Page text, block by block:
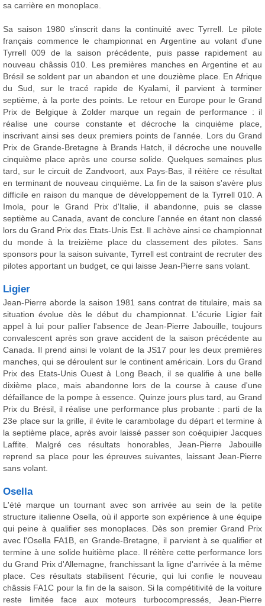
sa carrière en monoplace.
Sa saison 1980 s'inscrit dans la continuité avec Tyrrell. Le pilote
français commence le championnat en Argentine au volant d'une
Tyrrell 009 de la saison précédente, puis passe rapidement au
nouveau châssis 010. Les premières manches en Argentine et au
Brésil se soldent par un abandon et une douzième place. En Afrique
du Sud, sur le tracé rapide de Kyalami, il parvient à terminer
septième, à la porte des points. Le retour en Europe pour le Grand
Prix de Belgique à Zolder marque un regain de performance : il
réalise une course constante et décroche la cinquième place,
inscrivant ainsi ses deux premiers points de l'année. Lors du Grand
Prix de Grande-Bretagne à Brands Hatch, il décroche une nouvelle
cinquième place après une course solide. Quelques semaines plus
tard, sur le circuit de Zandvoort, aux Pays-Bas, il réitère ce résultat
en terminant de nouveau cinquième. La fin de la saison s'avère plus
difficile en raison du manque de développement de la Tyrrell 010. A
Imola, pour le Grand Prix d'Italie, il abandonne, puis se classe
septième au Canada, avant de conclure l'année en étant non classé
lors du Grand Prix des Etats-Unis Est. Il achève ainsi ce championnat
du monde à la treizième place du classement des pilotes. Sans
sponsors pour la saison suivante, Tyrrell est contraint de recruter des
pilotes apportant un budget, ce qui laisse Jean-Pierre sans volant.
Ligier
Jean-Pierre aborde la saison 1981 sans contrat de titulaire, mais sa
situation évolue dès le début du championnat. L'écurie Ligier fait
appel à lui pour pallier l'absence de Jean-Pierre Jabouille, toujours
convalescent après son grave accident de la saison précédente au
Canada. Il prend ainsi le volant de la JS17 pour les deux premières
manches, qui se déroulent sur le continent américain. Lors du Grand
Prix des Etats-Unis Ouest à Long Beach, il se qualifie à une belle
dixième place, mais abandonne lors de la course à cause d'une
défaillance de la pompe à essence. Quinze jours plus tard, au Grand
Prix du Brésil, il réalise une performance plus probante : parti de la
23e place sur la grille, il évite le carambolage du départ et termine à
la septième place, après avoir laissé passer son coéquipier Jacques
Laffite. Malgré ces résultats honorables, Jean-Pierre Jabouille
reprend sa place pour les épreuves suivantes, laissant Jean-Pierre
sans volant.
Osella
L'été marque un tournant avec son arrivée au sein de la petite
structure italienne Osella, où il apporte son expérience à une équipe
qui peine à qualifier ses monoplaces. Dès son premier Grand Prix
avec l'Osella FA1B, en Grande-Bretagne, il parvient à se qualifier et
termine à une solide huitième place. Il réitère cette performance lors
du Grand Prix d'Allemagne, franchissant la ligne d'arrivée à la même
place. Ces résultats stabilisent l'écurie, qui lui confie le nouveau
châssis FA1C pour la fin de la saison. Si la compétitivité de la voiture
reste limitée face aux moteurs turbocompressés, Jean-Pierre